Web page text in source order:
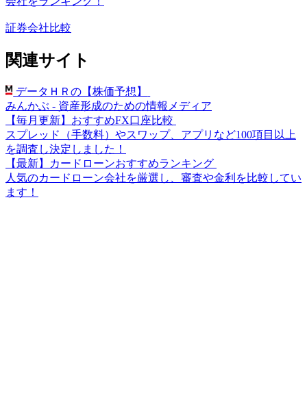
証券会社比較
関連サイト
データＨＲの【株価予想】
みんかぶ - 資産形成のための情報メディア
【毎月更新】おすすめFX口座比較
スプレッド（手数料）やスワップ、アプリなど100項目以上
を調査し決定しました！
【最新】カードローンおすすめランキング
人気のカードローン会社を厳選し、審査や金利を比較してい
ます！